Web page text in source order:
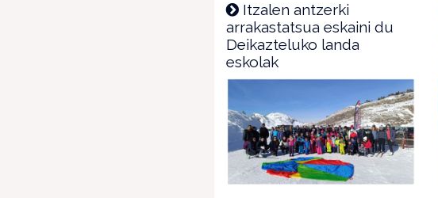
Itzalen antzerki
arrakastatsua eskaini du
Deikazteluko landa
eskolak